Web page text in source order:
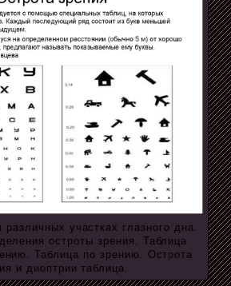
различных участках глазного дна.
остроты зрения. Таблица
Таблица по зрению. Острота
и диоптрии таблица.